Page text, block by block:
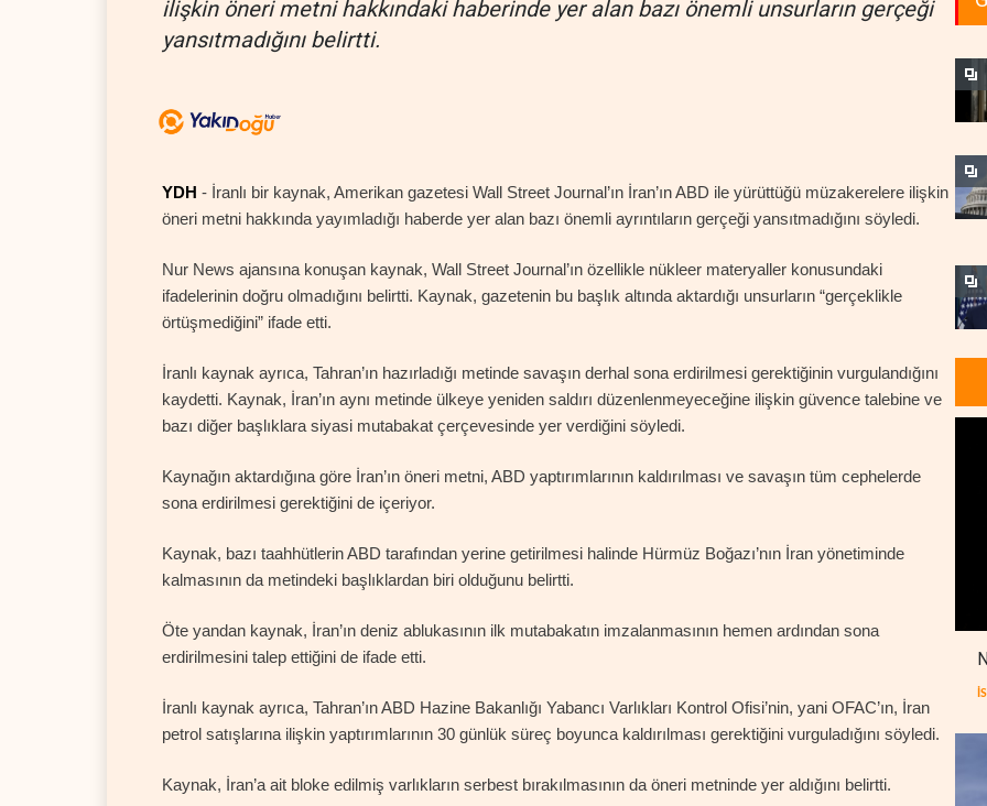
ilişkin öneri metni hakkındaki haberinde yer alan bazı önemli unsurların gerçeği
yansıtmadığını belirtti.
YDH - İranlı bir kaynak, Amerikan gazetesi Wall Street Journal’ın İran’ın ABD ile yürüttüğü müzakerelere ilişkin
öneri metni hakkında yayımladığı haberde yer alan bazı önemli ayrıntıların gerçeği yansıtmadığını söyledi.
Nur News ajansına konuşan kaynak, Wall Street Journal’ın özellikle nükleer materyaller konusundaki
ifadelerinin doğru olmadığını belirtti. Kaynak, gazetenin bu başlık altında aktardığı unsurların “gerçeklikle
örtüşmediğini” ifade etti.
İranlı kaynak ayrıca, Tahran’ın hazırladığı metinde savaşın derhal sona erdirilmesi gerektiğinin vurgulandığını
kaydetti. Kaynak, İran’ın aynı metinde ülkeye yeniden saldırı düzenlenmeyeceğine ilişkin güvence talebine ve
bazı diğer başlıklara siyasi mutabakat çerçevesinde yer verdiğini söyledi.
Kaynağın aktardığına göre İran’ın öneri metni, ABD yaptırımlarının kaldırılması ve savaşın tüm cephelerde
sona erdirilmesi gerektiğini de içeriyor.
Kaynak, bazı taahhütlerin ABD tarafından yerine getirilmesi halinde Hürmüz Boğazı’nın İran yönetiminde
kalmasının da metindeki başlıklardan biri olduğunu belirtti.
Öte yandan kaynak, İran’ın deniz ablukasının ilk mutabakatın imzalanmasının hemen ardından sona
erdirilmesini talep ettiğini de ifade etti.
İranlı kaynak ayrıca, Tahran’ın ABD Hazine Bakanlığı Yabancı Varlıkları Kontrol Ofisi’nin, yani OFAC’ın, İran
petrol satışlarına ilişkin yaptırımlarının 30 günlük süreç boyunca kaldırılması gerektiğini vurguladığını söyledi.
Kaynak, İran’a ait bloke edilmiş varlıkların serbest bırakılmasının da öneri metninde yer aldığını belirtti.